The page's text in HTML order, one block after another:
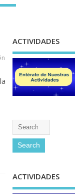
ACTIVIDADES
ACTIVIDADES